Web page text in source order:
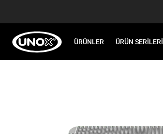
ÜRÜNLER ÜRÜN SERILERI